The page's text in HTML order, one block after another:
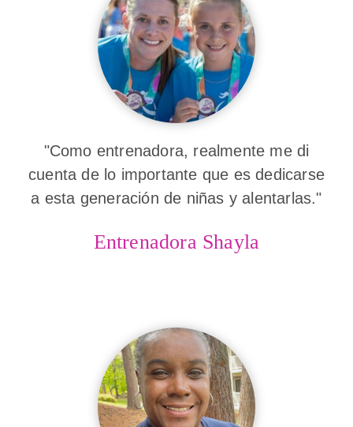
"Como entrenadora, realmente me di
cuenta de lo importante que es dedicarse
a esta generación de niñas y alentarlas."
Entrenadora Shayla